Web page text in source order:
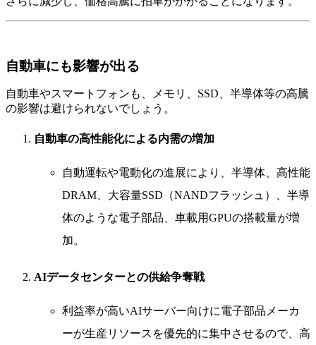
自動車にも影響が出る
自動車やスマートフォンも、メモリ、SSD、半導体等の高騰
の影響は避けられないでしょう。
自動車の高性能化による内需の増加
自動運転や電動化の進展により、半導体、高性能
DRAM、大容量SSD（NANDフラッシュ）、半導
体のような電子部品、車載用GPUの搭載量が増
加。
AIデータセンターとの供給争奪戦
利益率が高いAIサーバー向けに電子部品メーカ
ーが生産リソースを優先的に集中させるので、高